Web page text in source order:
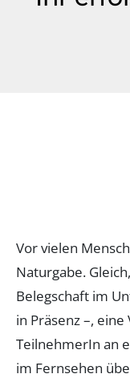
Vor vielen
Naturgabe.
Belegschaft im
in Präsenz –,
TeilnehmerIn an
im Fernsehen